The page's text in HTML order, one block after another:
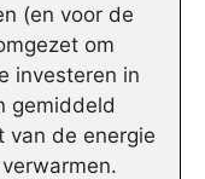
(en voor de
om
investeren in
gemiddeld
van de energie